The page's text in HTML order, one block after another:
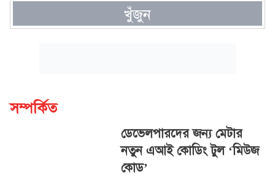
খুঁজুন
সম্পর্কিত
ডেভেলপারদের জন্য মেটার
নতুন এআই কোডিং টুল ‘মিউজ
কোড’